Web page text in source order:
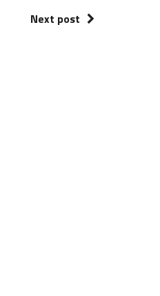
Next post